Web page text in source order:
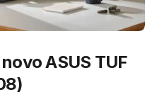
ASUS TUF